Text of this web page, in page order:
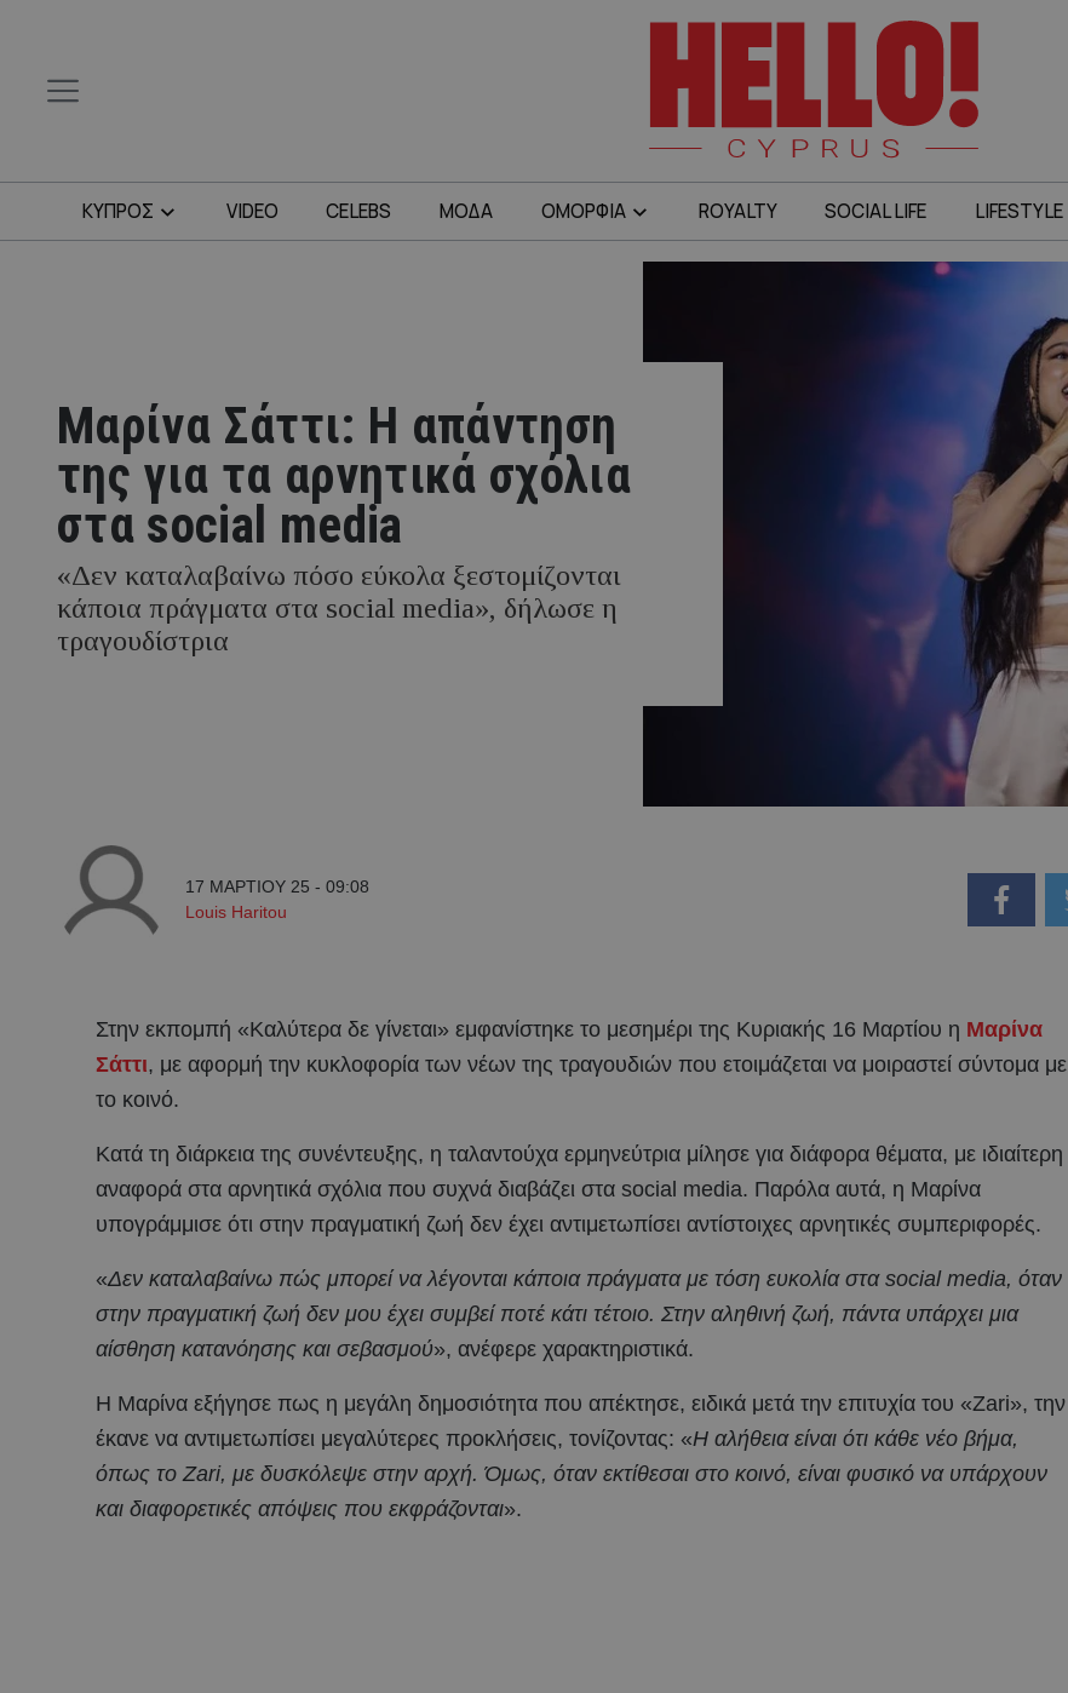
ΚΥΠΡΟΣ VIDEO CELEBS ΜΟΔΑ ΟΜΟΡΦΙΑ ROYALTY SOCIAL LIFE LIFESTYLE
Μαρίνα Σάττι: Η απάντηση
της για τα αρνητικά σχόλια
στα social media
«Δεν καταλαβαίνω πόσο εύκολα ξεστομίζονται
κάποια πράγματα στα social media», δήλωσε η
τραγουδίστρια
17 ΜΑΡΤΙΟΥ 25 - 09:08
Louis Haritou
Στην εκπομπή «Καλύτερα δε γίνεται» εμφανίστηκε το μεσημέρι της Κυριακής 16 Μαρτίου η Μαρίνα
Σάττι, με αφορμή την κυκλοφορία των νέων της τραγουδιών που ετοιμάζεται να μοιραστεί σύντομα με
το κοινό.
Κατά τη διάρκεια της συνέντευξης, η ταλαντούχα ερμηνεύτρια μίλησε για διάφορα θέματα, με ιδιαίτερη
αναφορά στα αρνητικά σχόλια που συχνά διαβάζει στα social media. Παρόλα αυτά, η Μαρίνα
υπογράμμισε ότι στην πραγματική ζωή δεν έχει αντιμετωπίσει αντίστοιχες αρνητικές συμπεριφορές.
«Δεν καταλαβαίνω πώς μπορεί να λέγονται κάποια πράγματα με τόση ευκολία στα social media, όταν
στην πραγματική ζωή δεν μου έχει συμβεί ποτέ κάτι τέτοιο. Στην αληθινή ζωή, πάντα υπάρχει μια
αίσθηση κατανόησης και σεβασμού», ανέφερε χαρακτηριστικά.
Η Μαρίνα εξήγησε πως η μεγάλη δημοσιότητα που απέκτησε, ειδικά μετά την επιτυχία του «Zari», την
έκανε να αντιμετωπίσει μεγαλύτερες προκλήσεις, τονίζοντας: «Η αλήθεια είναι ότι κάθε νέο βήμα,
όπως το Ζari, με δυσκόλεψε στην αρχή. Όμως, όταν εκτίθεσαι στο κοινό, είναι φυσικό να υπάρχουν
και διαφορετικές απόψεις που εκφράζονται».